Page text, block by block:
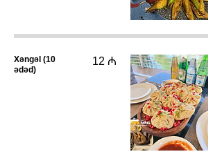
Xəngəl (10
ədəd)
12 ₼